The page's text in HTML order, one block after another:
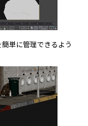
単に管理できるよう